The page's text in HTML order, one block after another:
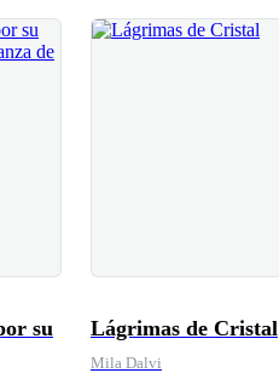
su
Lágrimas de Cristal
Mila Dalvi